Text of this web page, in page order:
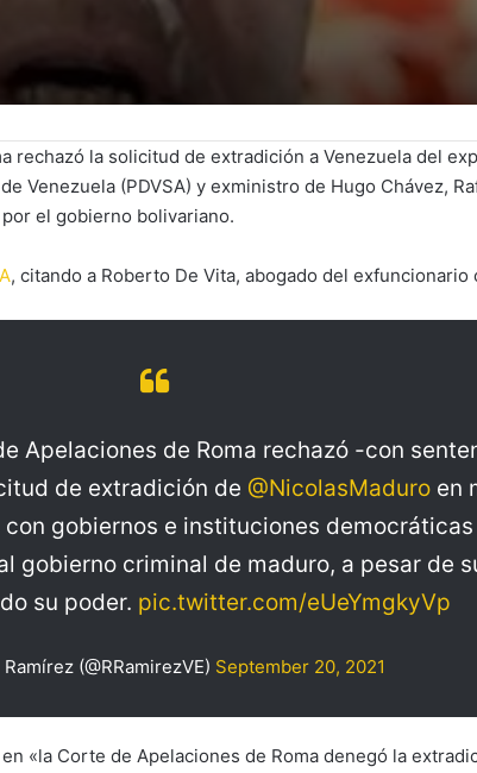
rechazó la solicitud de extradición a Venezuela del
Venezuela (PDVSA) y exministro de Hugo Chávez,
el gobierno bolivariano.
, citando a Roberto De Vita, abogado del exfuncionario
Apelaciones de Roma rechazó -con
de extradición de @NicolasMaduro en
gobiernos e instituciones democráticas
gobierno criminal de maduro, a pesar de
su poder. pic.twitter.com/eUeYmgkyVp
(@RRamirezVE) September 20, 2021
«la Corte de Apelaciones de Roma denegó la